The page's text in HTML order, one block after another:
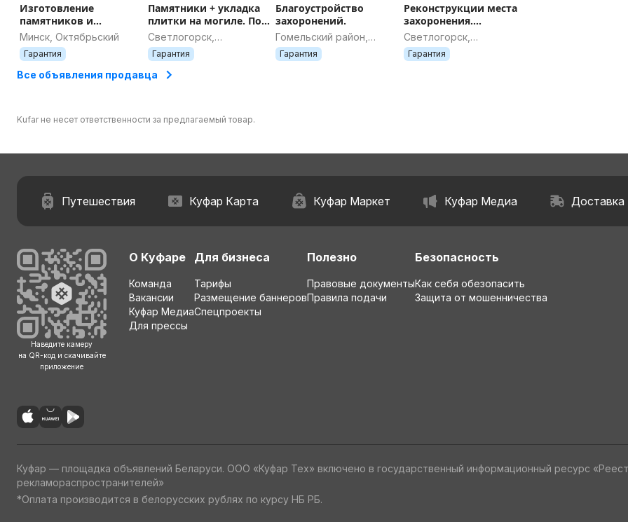
Изготовление
памятников и
благоустройство
захоронения под ключ.
Минск, Октябрьский
Гарантия
Памятники + укладка
плитки на могиле. Под
ключ. Фото работ.
Светлогорск,
Гомельская область
Гарантия
Благоустройство
захоронений.
Гомельский район,
Гомельская область
Гарантия
Реконструкции места
захоронения.
Памятники + укладка
плитки на могиле. Под
ключ. Фото работ.
Светлогорск,
Гомельская область
Гарантия
Все объявления продавца
Kufar не несет ответственности за предлагаемый товар.
Путешествия Куфар Карта Куфар Маркет Куфар Медиа Доставка
Наведите камеру
на QR-код и скачивайте
приложение
О Куфаре
Команда
Вакансии
Куфар Медиа
Для прессы
Для бизнеса
Тарифы
Размещение баннеров
Спецпроекты
Полезно
Правовые документы
Правила подачи
Безопасность
Как себя обезопасить
Защита от мошенничества
Куфар — площадка объявлений Беларуси. ООО «Куфар Тех» включено в государственный информационный ресурс
рекламораспространителей»
*Оплата производится в белорусских рублях по курсу НБ РБ.